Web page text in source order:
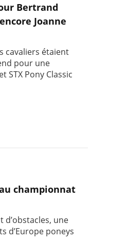
Bertrand
Joanne
cavaliers étaient
pour une
STX Pony Classic
championnat
d’obstacles, une
d’Europe poneys